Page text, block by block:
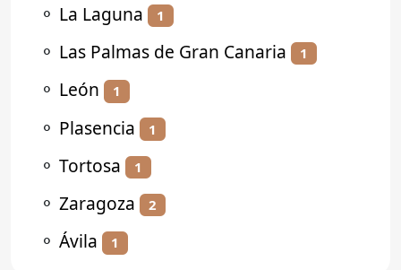
⚬ La Laguna 1
⚬ Las Palmas de Gran Canaria 1
⚬ León 1
⚬ Plasencia 1
⚬ Tortosa 1
⚬ Zaragoza 2
⚬ Ávila 1